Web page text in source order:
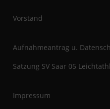
Vorstand
Aufnahmeantrag u.
Satzung SV Saar 05
Impressum